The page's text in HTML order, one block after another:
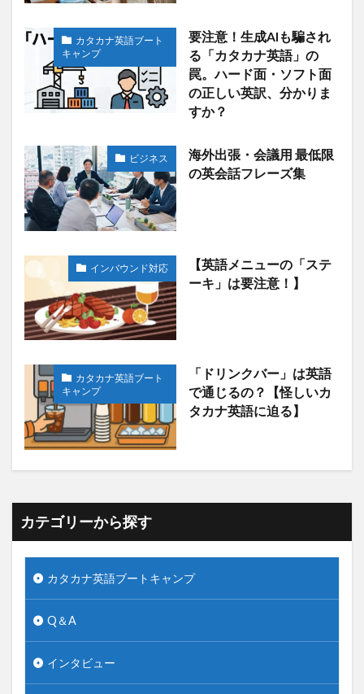
カタカナ英語ブート
キャンプ
要注意！生成AIも騙され
る「カタカナ英語」の
罠。ハード面・ソフト面
の正しい英訳、分かりま
すか？
ビジネス
海外出張・会議用 最低限
の英会話フレーズ集
インバウンド対応
【英語メニューの「ステ
ーキ」は要注意！】
カタカナ英語ブート
キャンプ
「ドリンクバー」は英語
で通じるの？【怪しいカ
タカナ英語に迫る】
カテゴリーから探す
カタカナ英語ブートキャンプ
Q＆A
インタビュー